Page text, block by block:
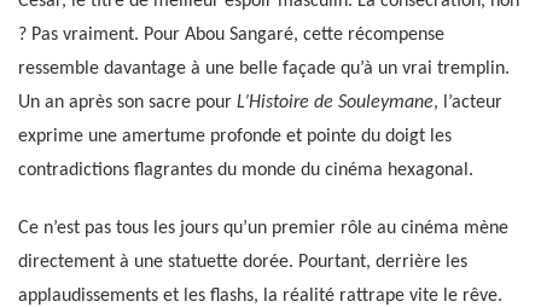
? Pas vraiment. Pour Abou Sangaré, cette récompense
ressemble davantage à une belle façade qu’à un vrai tremplin.
Un an après son sacre pour L’Histoire de Souleymane, l’acteur
exprime une amertume profonde et pointe du doigt les
contradictions flagrantes du monde du cinéma hexagonal.
Ce n’est pas tous les jours qu’un premier rôle au cinéma mène
directement à une statuette dorée. Pourtant, derrière les
applaudissements et les flashs, la réalité rattrape vite le rêve.